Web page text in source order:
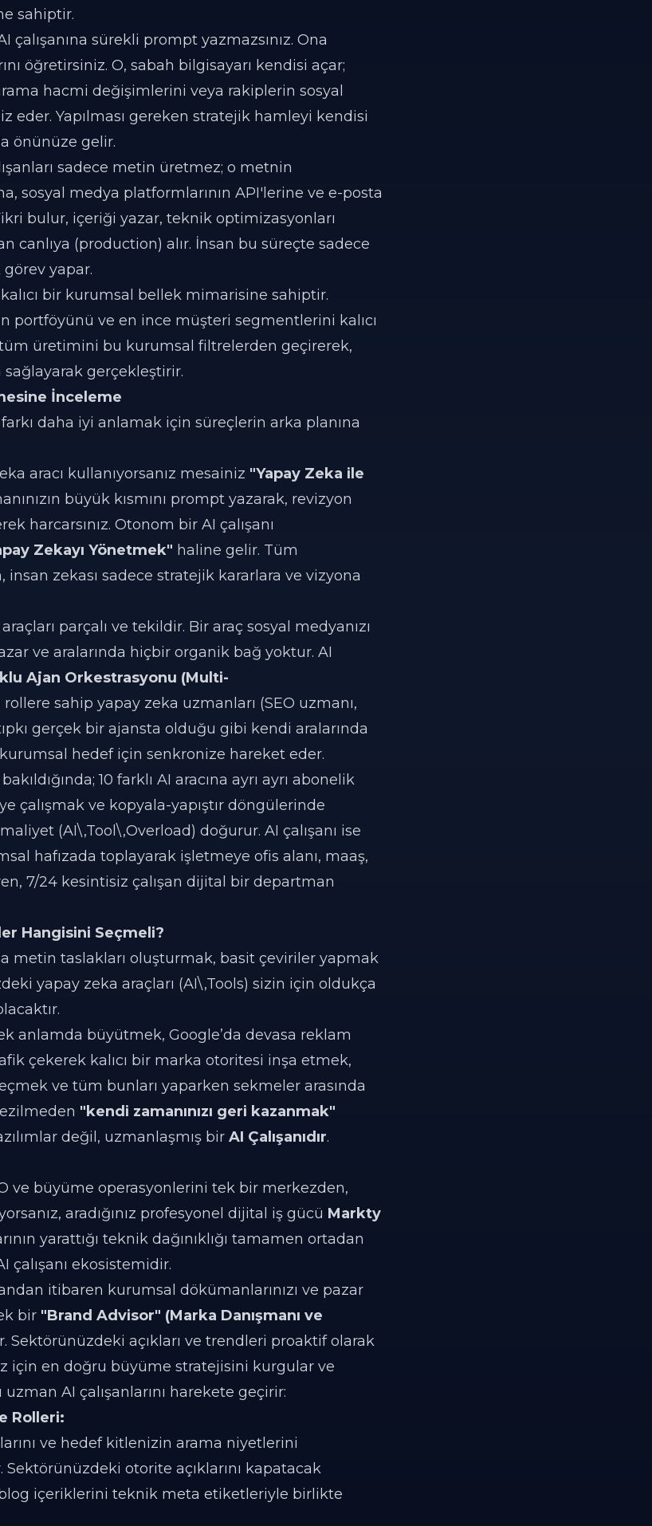
sahiptir.
çalışanına sürekli prompt yazmazsınız. Ona
öğretirsiniz. O, sabah bilgisayarı kendisi açar;
hacmi değişimlerini veya rakiplerin sosyal
Yapılması gereken stratejik hamleyi kendisi
önünüze gelir.
sadece metin üretmez; o metnin
sosyal medya platformlarının API'lerine ve e-posta
bulur, içeriği yazar, teknik optimizasyonları
canlıya (production) alır. İnsan bu süreçte sadece
yapar.
kalıcı bir kurumsal bellek mimarisine sahiptir.
portföyünü ve en ince müşteri segmentlerini kalıcı
üretimini bu kurumsal filtrelerden geçirerek,
gerçekleştirir.
İnceleme
daha iyi anlamak için süreçlerin arka planına
aracı kullanıyorsanız mesainiz "Yapay Zeka ile
büyük kısmını prompt yazarak, revizyon
harcarsınız. Otonom bir AI çalışanı
Zekayı Yönetmek" haline gelir. Tüm
zekası sadece stratejik kararlara ve vizyona
parçalı ve tekildir. Bir araç sosyal medyanızı
ve aralarında hiçbir organik bağ yoktur. AI
Ajan Orkestrasyonu (Multi-
rollere sahip yapay zeka uzmanları (SEO uzmanı,
gerçek bir ajansta olduğu gibi kendi aralarında
hedef için senkronize hareket eder.
10 farklı AI aracına ayrı ayrı abonelik
çalışmak ve kopyala-yapıştır döngülerinde
(AI\,Tool\,Overload) doğurur. AI çalışanı ise
hafızada toplayarak işletmeye ofis alanı, maaş,
7/24 kesintisiz çalışan dijital bir departman
Hangisini Seçmeli?
metin taslakları oluşturmak, basit çeviriler yapmak
yapay zeka araçları (AI\,Tools) sizin için oldukça
anlamda büyütmek, Google’da devasa reklam
çekerek kalıcı bir marka otoritesi inşa etmek,
ve tüm bunları yaparken sekmeler arasında
"kendi zamanınızı geri kazanmak"
değil, uzmanlaşmış bir AI Çalışanıdır.
ve büyüme operasyonlerini tek bir merkezden,
aradığınız profesyonel dijital iş gücü Markty
yarattığı teknik dağınıklığı tamamen ortadan
çalışanı ekosistemidir.
itibaren kurumsal dökümanlarınızı ve pazar
bir "Brand Advisor" (Marka Danışmanı ve
Sektörünüzdeki açıkları ve trendleri proaktif olarak
için en doğru büyüme stratejisini kurgular ve
AI çalışanlarını harekete geçirir:
Rolleri:
ve hedef kitlenizin arama niyetlerini
otorite açıklarını kapatacak
içeriklerini teknik meta etiketleriyle birlikte